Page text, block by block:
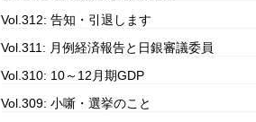
Vol.312: 告知・引退します
Vol.311: 月例経済報告と日銀審議委員
Vol.310: 10～12月期GDP
Vol.309: 小噺・選挙のこと